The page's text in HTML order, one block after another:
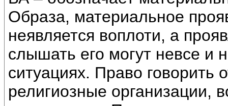
Образа, материальное
неявляется воплоти, а
слышать его могут невсе и
ситуациях. Право говорить
религиозные организации,